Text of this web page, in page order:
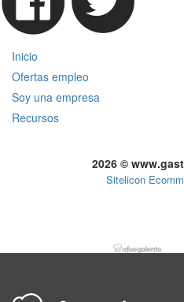
Inicio
Ofertas empleo
Soy una empresa
Recursos
2026 ©
Sitelicon